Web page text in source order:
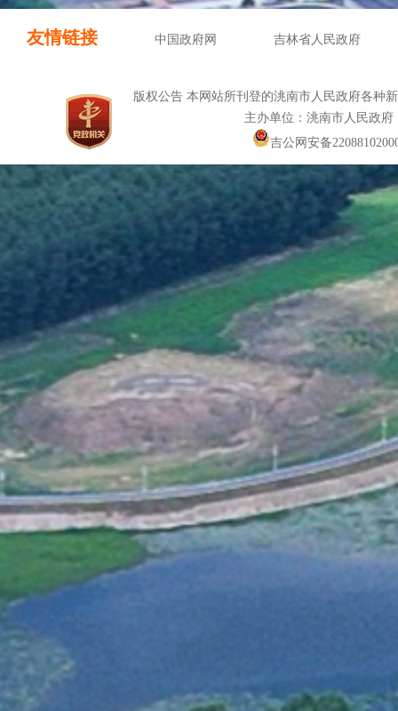
友情链接 中国政府网 吉林省人民政府
版权公告 本网站所刊登的洮南市人民政府各种
主办单位：洮南市人民政
吉公网安备